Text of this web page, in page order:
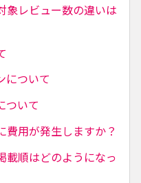
象レビュー数の違いは
について
ついて
費用が発生しますか？
載順はどのようになっ